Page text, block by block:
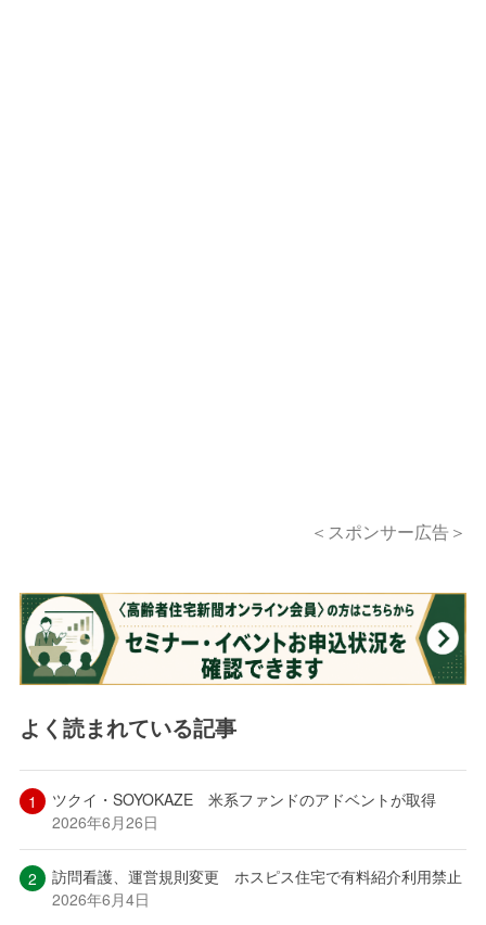
＜スポンサー広告＞
よく読まれている記事
ツクイ・SOYOKAZE 米系ファンドのアドベントが取得
2026年6月26日
訪問看護、運営規則変更 ホスピス住宅で有料紹介利用禁止
2026年6月4日